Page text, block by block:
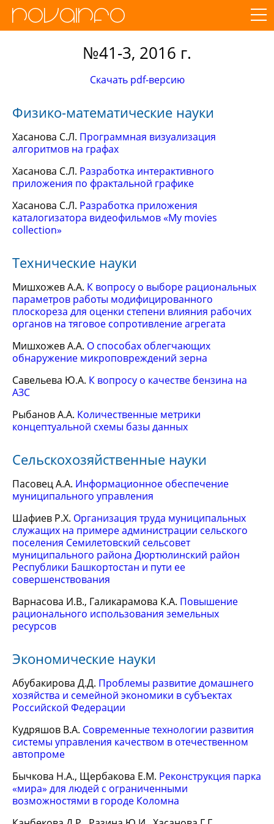
№41-3, 2016 г.
Скачать pdf-версию
Физико-математические науки
Хасанова С.Л. Программная визуализация
алгоритмов на графах
Хасанова С.Л. Разработка интерактивного
приложения по фрактальной графике
Хасанова С.Л. Разработка приложения
каталогизатора видеофильмов «My movies
collection»
Технические науки
Мишхожев А.А. К вопросу о выборе рациональных
параметров работы модифицированного
плоскореза для оценки степени влияния рабочих
органов на тяговое сопротивление агрегата
Мишхожев А.А. О способах облегчающих
обнаружение микроповреждений зерна
Савельева Ю.А. К вопросу о качестве бензина на
АЗС
Рыбанов А.А. Количественные метрики
концептуальной схемы базы данных
Сельскохозяйственные науки
Пасовец А.А. Информационное обеспечение
муниципального управления
Шафиев Р.Х. Организация труда муниципальных
служащих на примере администрации сельского
поселения Семилетовский сельсовет
муниципального района Дюртюлинский район
Республики Башкортостан и пути ее
совершенствования
Варнасова И.В., Галикарамова К.А. Повышение
рационального использования земельных
ресурсов
Экономические науки
Абубакирова Д.Д. Проблемы развитие домашнего
хозяйства и семейной экономики в субъектах
Российской Федерации
Кудряшов В.А. Современные технологии развития
системы управления качеством в отечественном
автопроме
Бычкова Н.А., Щербакова Е.М. Реконструкция парка
«мира» для людей с ограниченными
возможностями в городе Коломна